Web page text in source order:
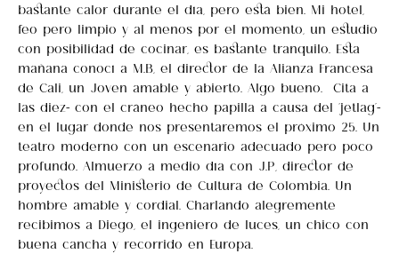
bastante calor durante el día, pero está bien. Mi hotel,
feo pero limpio y al menos por el momento, un estudio
con posibilidad de cocinar, es bastante tranquilo. Esta
mañana conocí a M.B, el director de la Alianza Francesa
de Cali, un Joven amable y abierto. Algo bueno. Cita a
las diez- con el cráneo hecho papilla a causa del ‘jetlag’-
en el lugar donde nos presentaremos el próximo 25. Un
teatro moderno con un escenario adecuado pero poco
profundo. Almuerzo a medio día con J.P, director de
proyectos del Ministerio de Cultura de Colombia. Un
hombre amable y cordial. Charlando alegremente
recibimos a Diego, el ingeniero de luces, un chico con
buena cancha y recorrido en Europa.